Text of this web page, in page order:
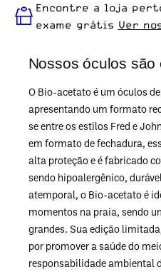
Nossos óculos
O Bio-acetato é um óculos
apresentando um formato
se entre os estilos Fred e
em formato de fechadura,
alta proteção e é fabricado
sendo hipoalergênico,
atemporal, o Bio-acetato é
momentos na praia, sendo
grandes. Sua edição
por promover a saúde do
responsabilidade ambiental
ideal para quem busca um
Encontre a loja
exame grátis Ver